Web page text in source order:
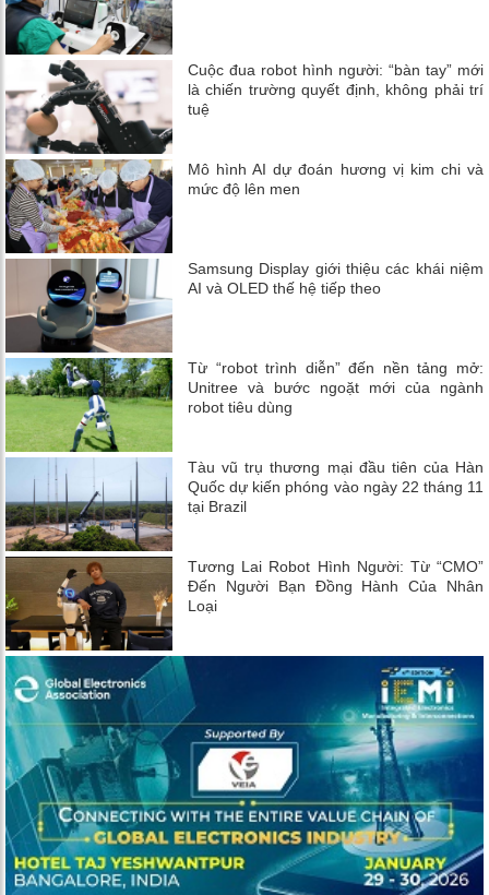
Cuộc đua robot hình người: “bàn tay” mới
là chiến trường quyết định, không phải trí
tuệ
Mô hình AI dự đoán hương vị kim chi và
mức độ lên men
Samsung Display giới thiệu các khái niệm
AI và OLED thế hệ tiếp theo
Từ “robot trình diễn” đến nền tảng mở:
Unitree và bước ngoặt mới của ngành
robot tiêu dùng
Tàu vũ trụ thương mại đầu tiên của Hàn
Quốc dự kiến ​​phóng vào ngày 22 tháng 11
tại Brazil
Tương Lai Robot Hình Người: Từ “CMO”
Đến Người Bạn Đồng Hành Của Nhân
Loại